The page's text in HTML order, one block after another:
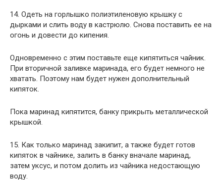
14. Одеть на горлышко полиэтиленовую крышку с
дырками и слить воду в кастрюлю. Снова поставить ее на
огонь и довести до кипения.
Одновременно с этим поставьте еще кипятиться чайник.
При вторичной заливке маринада, его будет немного не
хватать. Поэтому нам будет нужен дополнительный
кипяток.
Пока маринад кипятится, банку прикрыть металлической
крышкой.
15. Как только маринад закипит, а также будет готов
кипяток в чайнике, залить в банку вначале маринад,
затем уксус, и потом долить из чайника недостающую
воду.